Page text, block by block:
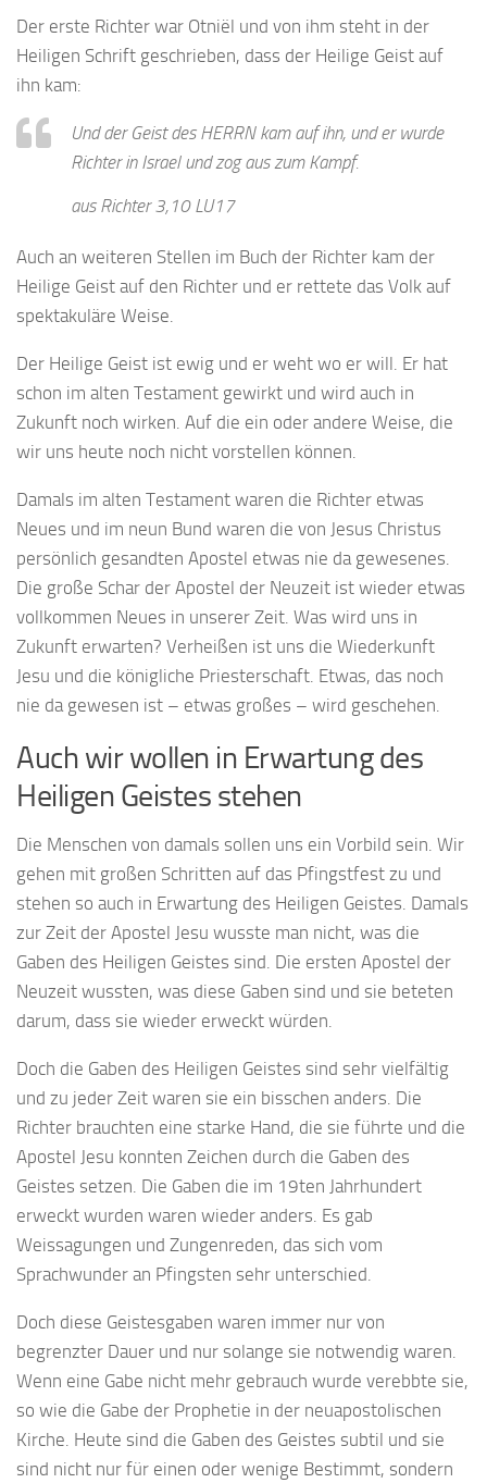
Der erste Richter war Otniël und von ihm steht in der
Heiligen Schrift geschrieben, dass der Heilige Geist auf
ihn kam:
Und der Geist des HERRN kam auf ihn, und er wurde
Richter in Israel und zog aus zum Kampf.
aus Richter 3,10 LU17
Auch an weiteren Stellen im Buch der Richter kam der
Heilige Geist auf den Richter und er rettete das Volk auf
spektakuläre Weise.
Der Heilige Geist ist ewig und er weht wo er will. Er hat
schon im alten Testament gewirkt und wird auch in
Zukunft noch wirken. Auf die ein oder andere Weise, die
wir uns heute noch nicht vorstellen können.
Damals im alten Testament waren die Richter etwas
Neues und im neun Bund waren die von Jesus Christus
persönlich gesandten Apostel etwas nie da gewesenes.
Die große Schar der Apostel der Neuzeit ist wieder etwas
vollkommen Neues in unserer Zeit. Was wird uns in
Zukunft erwarten? Verheißen ist uns die Wiederkunft
Jesu und die königliche Priesterschaft. Etwas, das noch
nie da gewesen ist – etwas großes – wird geschehen.
Auch wir wollen in Erwartung des
Heiligen Geistes stehen
Die Menschen von damals sollen uns ein Vorbild sein. Wir
gehen mit großen Schritten auf das Pfingstfest zu und
stehen so auch in Erwartung des Heiligen Geistes. Damals
zur Zeit der Apostel Jesu wusste man nicht, was die
Gaben des Heiligen Geistes sind. Die ersten Apostel der
Neuzeit wussten, was diese Gaben sind und sie beteten
darum, dass sie wieder erweckt würden.
Doch die Gaben des Heiligen Geistes sind sehr vielfältig
und zu jeder Zeit waren sie ein bisschen anders. Die
Richter brauchten eine starke Hand, die sie führte und die
Apostel Jesu konnten Zeichen durch die Gaben des
Geistes setzen. Die Gaben die im 19ten Jahrhundert
erweckt wurden waren wieder anders. Es gab
Weissagungen und Zungenreden, das sich vom
Sprachwunder an Pfingsten sehr unterschied.
Doch diese Geistesgaben waren immer nur von
begrenzter Dauer und nur solange sie notwendig waren.
Wenn eine Gabe nicht mehr gebrauch wurde verebbte sie,
so wie die Gabe der Prophetie in der neuapostolischen
Kirche. Heute sind die Gaben des Geistes subtil und sie
sind nicht nur für einen oder wenige Bestimmt, sondern